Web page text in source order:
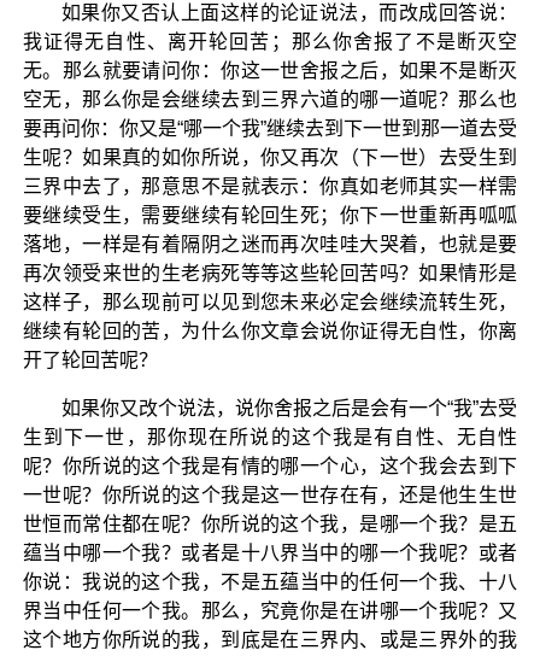
如果你又否认上面这样的论证说法，而改成回答说：
我证得无自性、离开轮回苦；那么你舍报了不是断灭空
无。那么就要请问你：你这一世舍报之后，如果不是断灭
空无，那么你是会继续去到三界六道的哪一道呢？那么也
要再问你：你又是“哪一个我”继续去到下一世到那一道去受
生呢？如果真的如你所说，你又再次（下一世）去受生到
三界中去了，那意思不是就表示：你真如老师其实一样需
要继续受生，需要继续有轮回生死；你下一世重新再呱呱
落地，一样是有着隔阴之迷而再次哇哇大哭着，也就是要
再次领受来世的生老病死等等这些轮回苦吗？如果情形是
这样子，那么现前可以见到您未来必定会继续流转生死，
继续有轮回的苦，为什么你文章会说你证得无自性，你离
开了轮回苦呢？
如果你又改个说法，说你舍报之后是会有一个“我”去受
生到下一世，那你现在所说的这个我是有自性、无自性
呢？你所说的这个我是有情的哪一个心，这个我会去到下
一世呢？你所说的这个我是这一世存在有，还是他生生世
世恒而常住都在呢？你所说的这个我，是哪一个我？是五
蕴当中哪一个我？或者是十八界当中的哪一个我呢？或者
你说：我说的这个我，不是五蕴当中的任何一个我、十八
界当中任何一个我。那么，究竟你是在讲哪一个我呢？又
这个地方你所说的我，到底是在三界内、或是三界外的我